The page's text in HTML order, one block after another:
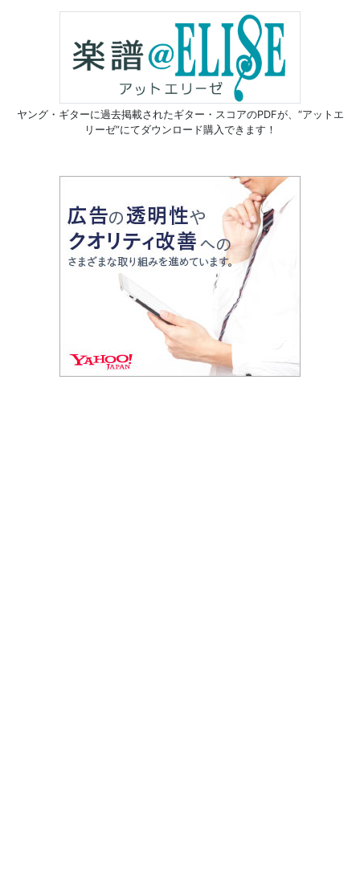
ヤング・ギターに過去掲載されたギター・スコアのPDFが、 “アットエ
リーゼ”にてダウンロード購入できます！